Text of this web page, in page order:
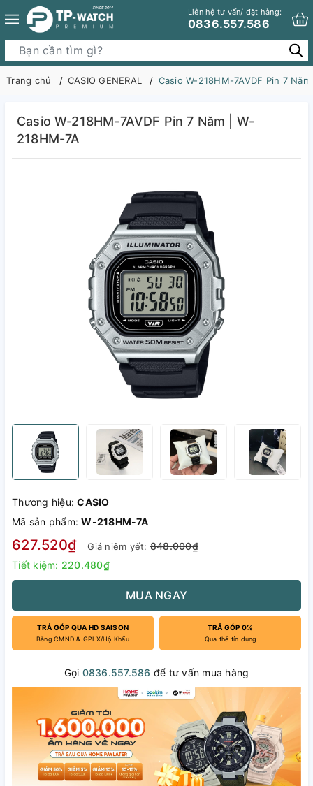
Liên hệ tư vấn/ đặt hàng:
0836.557.586
Trang chủ CASIO GENERAL Casio W-218HM-7AVDF Pin 7
Casio W-218HM-7AVDF Pin 7 Năm | W-
218HM-7A
Thương hiệu:CASIO
Mã sản phẩm:W-218HM-7A
627.520₫ Giá niêm yết:848.000₫
Tiết kiệm: 220.480₫
MUA NGAY
TRẢ GÓP QUA HD SAISON
Bằng CMND & GPLX/Hộ Khẩu
TRẢ GÓP 0%
Qua thẻ tín dụng
Gọi 0836.557.586 để tư vấn mua hàng